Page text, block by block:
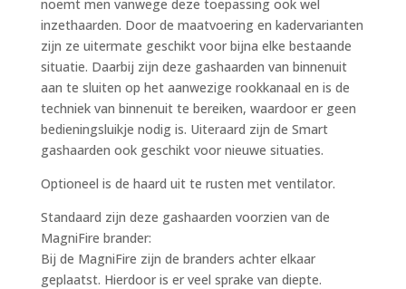
noemt men vanwege deze toepassing ook wel
inzethaarden. Door de maatvoering en kadervarianten
zijn ze uitermate geschikt voor bijna elke bestaande
situatie. Daarbij zijn deze gashaarden van binnenuit
aan te sluiten op het aanwezige rookkanaal en is de
techniek van binnenuit te bereiken, waardoor er geen
bedieningsluikje nodig is. Uiteraard zijn de Smart
gashaarden ook geschikt voor nieuwe situaties.
Optioneel is de haard uit te rusten met ventilator.
Standaard zijn deze gashaarden voorzien van de
MagniFire brander:
Bij de MagniFire zijn de branders achter elkaar
geplaatst. Hierdoor is er veel sprake van diepte.